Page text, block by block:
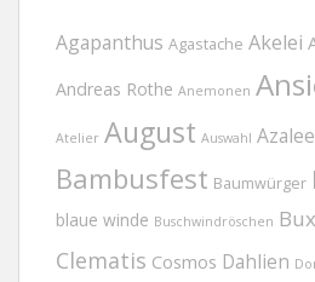
Agapanthus Agastache Akelei
Andreas Rothe Anemonen
Atelier August Auswahl
Bambusfest Baumwürger
blaue winde Buschwindröschen
Clematis Cosmos Dahlien